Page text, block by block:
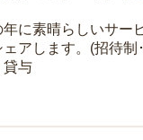
年に素晴らしいサ
アします。(招待制
与